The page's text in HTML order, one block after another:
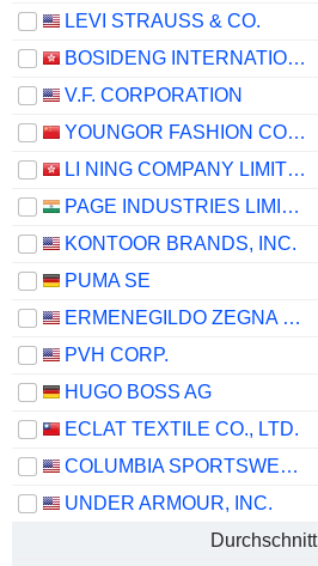
LEVI STRAUSS & CO.
BOSIDENG INTERNATIONAL HOLDINGS LIMITED
V.F. CORPORATION
YOUNGOR FASHION CO., LTD.
LI NING COMPANY LIMITED
PAGE INDUSTRIES LIMITED
KONTOOR BRANDS, INC.
PUMA SE
ERMENEGILDO ZEGNA N.V.
PVH CORP.
HUGO BOSS AG
ECLAT TEXTILE CO., LTD.
COLUMBIA SPORTSWEAR COMPANY
UNDER ARMOUR, INC.
Durchschnitt